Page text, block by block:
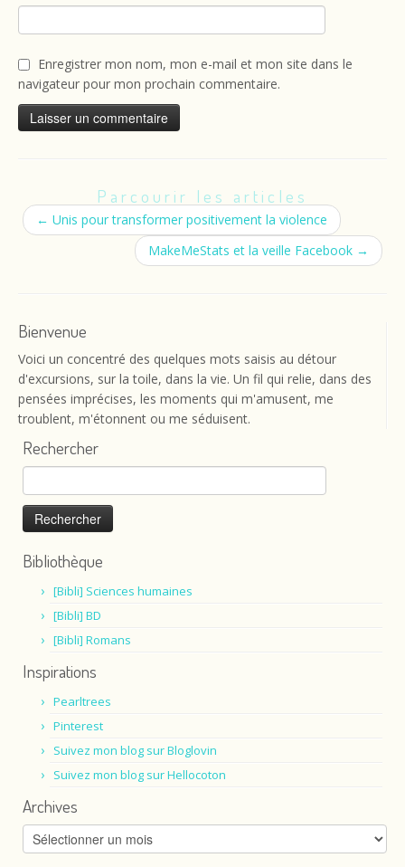
Enregistrer mon nom, mon e-mail et mon site dans le
navigateur pour mon prochain commentaire.
Parcourir les articles
← Unis pour transformer positivement la violence
MakeMeStats et la veille Facebook →
Bienvenue
Voici un concentré des quelques mots saisis au détour
d'excursions, sur la toile, dans la vie. Un fil qui relie, dans des
pensées imprécises, les moments qui m'amusent, me
troublent, m'étonnent ou me séduisent.
Rechercher
Rechercher :
Bibliothèque
[Bibli] Sciences humaines
[Bibli] BD
[Bibli] Romans
Inspirations
Pearltrees
Pinterest
Suivez mon blog sur Bloglovin
Suivez mon blog sur Hellocoton
Archives
Archives